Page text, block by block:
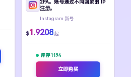
2FA。账号通过不同国家的 IP
注册。
Instagram 新号
$1.9208 起
库存 1194
立即购买